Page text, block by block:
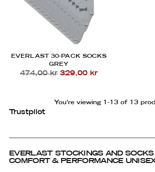
EVERLAST 30-PACK SOCKS
GREY
Regular
474,00 kr 329,00 kr
You’re viewing 1-13 of 13
Trustpilot
EVERLAST STOCKINGS AND SOCKS |
COMFORT & PERFORMANCE